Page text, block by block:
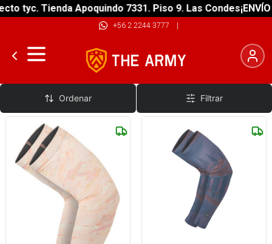
tyc. Tienda Apoquindo 7331. Piso 9. Las Condes¡ENVÍO
+56 2 2244 3777 |
Mangas de Compresion
Ordenar Filtrar